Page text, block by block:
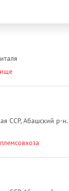
ССР, Абашский р-